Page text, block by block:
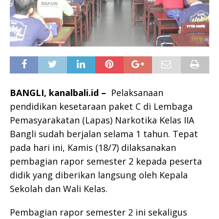
BANGLI, kanalbali.id – Pelaksanaan
pendidikan kesetaraan paket C di Lembaga
Pemasyarakatan (Lapas) Narkotika Kelas IIA
Bangli sudah berjalan selama 1 tahun. Tepat
pada hari ini, Kamis (18/7) dilaksanakan
pembagian rapor semester 2 kepada peserta
didik yang diberikan langsung oleh Kepala
Sekolah dan Wali Kelas.
Pembagian rapor semester 2 ini sekaligus